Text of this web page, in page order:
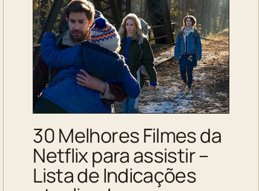
30 Melhores Filmes da
Netflix para assistir –
Lista de Indicações